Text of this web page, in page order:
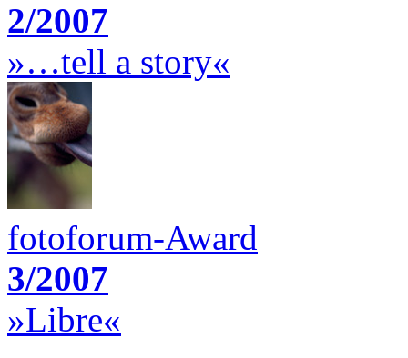
2/2007
»…tell a story«
fotoforum-Award
3/2007
»Libre«